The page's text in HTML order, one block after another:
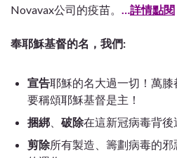
Novavax公司的疫苗。
…詳情點閱
奉耶穌基督的名，我們:
宣告耶穌的名大過一切！萬
要稱頌耶穌基督是主！
捆綁
破除在這新冠病毒背
剪除所有製造、籌劃病毒的